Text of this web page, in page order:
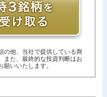
の他、当社で提供している商
また、最終的な投資判断はお
いいたします。